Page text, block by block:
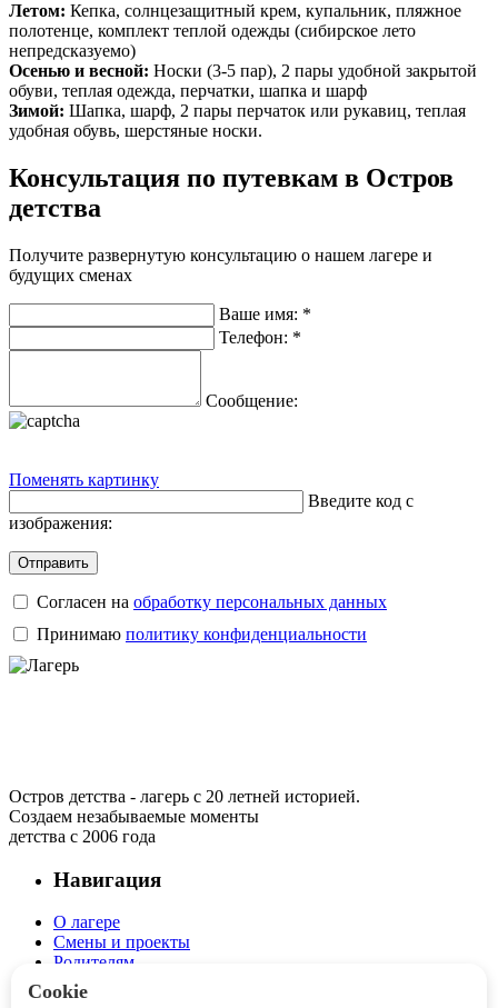
Летом: Кепка, солнцезащитный крем, купальник, пляжное
полотенце, комплект теплой одежды (сибирское лето
непредсказуемо)
Осенью и весной: Носки (3-5 пар), 2 пары удобной закрытой
обуви, теплая одежда, перчатки, шапка и шарф
Зимой: Шапка, шарф, 2 пары перчаток или рукавиц, теплая
удобная обувь, шерстяные носки.
Консультация по путевкам в Остров
детства
Получите развернутую консультацию о нашем лагере и
будущих сменах
Ваше имя: *
Телефон: *
Сообщение:
Поменять картинку
Введите код с
изображения:
Отправить
Согласен на обработку персональных данных
Принимаю политику конфиденциальности
Остров детства - лагерь с 20 летней историей.
Создаем незабываемые моменты
детства с 2006 года
Навигация
О лагере
Смены и проекты
Родителям
Детям
Cookie